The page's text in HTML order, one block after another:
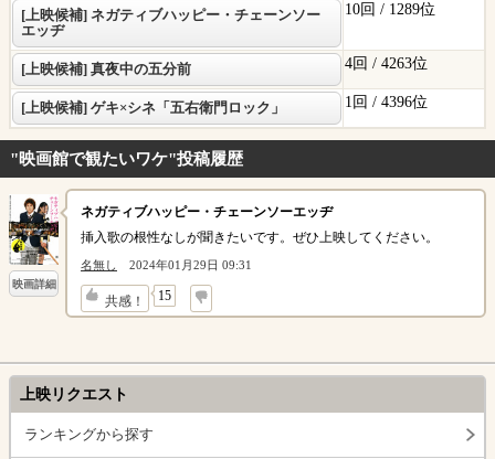
[上映候補] ネガティブハッピー・チェーンソー
エッヂ
10回 / 1289位
[上映候補] 真夜中の五分前 4回 / 4263位
[上映候補] ゲキ×シネ「五右衛門ロック」 1回 / 4396位
"映画館で観たいワケ"投稿履歴
映画詳細
ネガティブハッピー・チェーンソーエッヂ
挿入歌の根性なしが聞きたいです。ぜひ上映してください。
名無し 2024年01月29日 09:31
共感！ 15
↓
上映リクエスト
ランキングから探す